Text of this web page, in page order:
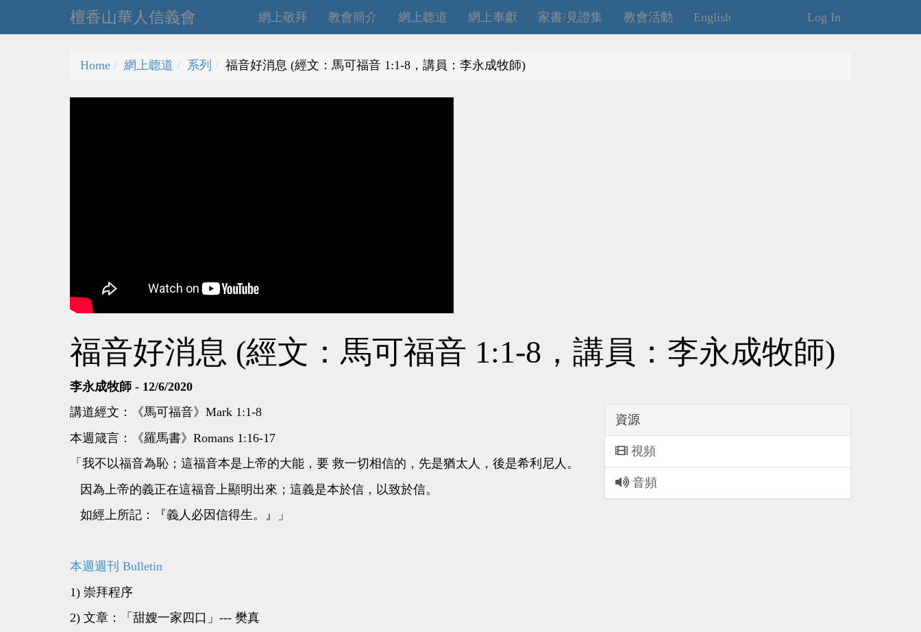
檀香山華人信義會 Log In
網上敬拜 教會簡介 網上聼道 網上奉獻 家書/見證集 教會活動 English
Home 網上聼道 系列 福音好消息 (經文：馬可福音 1:1-8，講員：李永成牧師)
福音好消息 (經文：馬可福音 1:1-8，講員：李永成牧師)
李永成牧師 - 12/6/2020
講道經文：《馬可福音》Mark 1:1-8
本週箴言：《羅馬書》Romans 1:16-17
「我不以福音為恥；這福音本是上帝的大能，要 救一切相信的，先是猶太人，後是希利尼人。
因為上帝的義正在這福音上顯明出來；這義是本於信，以致於信。
如經上所記：『義人必因信得生。』」
本週週刊 Bulletin
1) 崇拜程序
2) 文章：「甜嫂一家四口」--- 樊真
資源
視頻
音頻